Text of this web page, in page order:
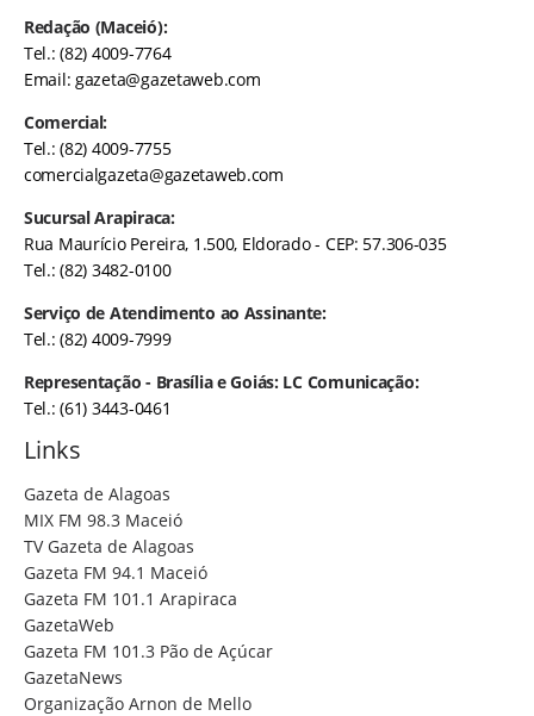
Redação (Maceió):
Tel.: (82) 4009-7764
Email:gazeta@gazetaweb.com
Comercial:
Tel.: (82) 4009-7755
comercialgazeta@gazetaweb.com
Sucursal Arapiraca:
Rua Maurício Pereira, 1.500, Eldorado - CEP: 57.306-035
Tel.: (82) 3482-0100
Serviço de Atendimento ao Assinante:
Tel.: (82) 4009-7999
Representação - Brasília e Goiás: LC Comunicação:
Tel.: (61) 3443-0461
Links
Gazeta de Alagoas
MIX FM 98.3 Maceió
TV Gazeta de Alagoas
Gazeta FM 94.1 Maceió
Gazeta FM 101.1 Arapiraca
GazetaWeb
Gazeta FM 101.3 Pão de Açúcar
GazetaNews
Organização Arnon de Mello